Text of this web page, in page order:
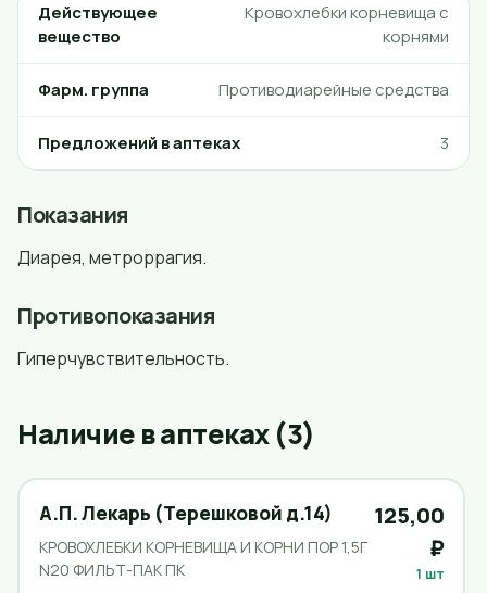
Действующее
вещество
Кровохлебки корневища с
корнями
Фарм. группа Противодиарейные средства
Предложений в аптеках 3
Показания
Диарея, метроррагия.
Противопоказания
Гиперчувствительность.
Наличие в аптеках (3)
А.П. Лекарь (Терешковой д.14)
КРОВОХЛЕБКИ КОРНЕВИЩА И КОРНИ ПОР 1,5Г
N20 ФИЛЬТ-ПАК ПК
125,00
₽
1 шт